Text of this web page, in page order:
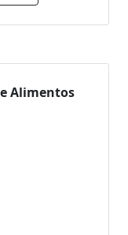
Alimentos